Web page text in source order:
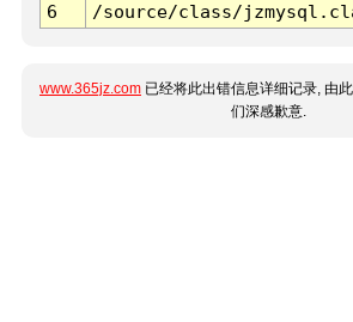
6
/source/class/
www.365jz.com 已经将此出错信息详细记录, 由
们深感歉意.